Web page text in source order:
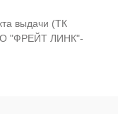
выдачи (ТК
"ФРЕЙТ ЛИНК"-